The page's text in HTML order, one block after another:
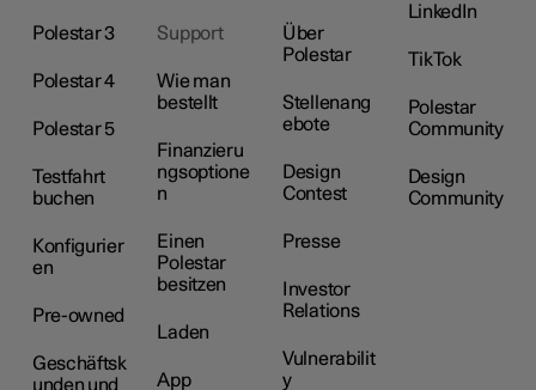
Polestar 3
Polestar 4
Polestar 5
Testfahrt
buchen
Konfigurier
en
Pre-owned
Geschäftsk
unden und
Support
Wie man
bestellt
Finanzieru
ngsoptione
n
Einen
Polestar
besitzen
Laden
App
Über
Polestar
Stellenang
ebote
Design
Contest
Presse
Investor
Relations
Vulnerabilit
y
LinkedIn
TikTok
Polestar
Community
Design
Community